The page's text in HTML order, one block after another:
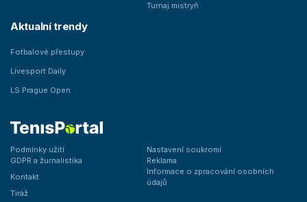
Turnaj mistryň
Aktualní trendy
Fotbalové přestupy
Livesport Daily
LS Prague Open
Podmínky užití
Nastavení soukromí
GDPR a žurnalistika
Reklama
Kontakt
Informace o zpracování osobních
údajů
Tiráž